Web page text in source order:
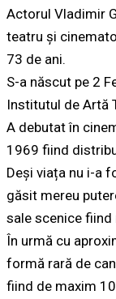
Actorul Vladimir
teatru și
73 de ani.
S-a născut pe 2
Institutul de Artă
A debutat în
1969 fiind
Deși viața nu i-a
găsit mereu
sale scenice fiind
În urmă cu
formă rară de
fiind de maxim